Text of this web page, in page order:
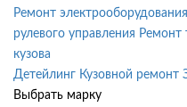
Ремонт электрооборудования
рулевого управления Ремонт
кузова
Детейлинг Кузовной ремонт
Выбрать марку